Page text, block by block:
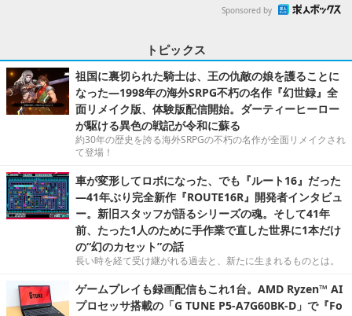
Sponsored by
トピックス
祖国に裏切られた騎士は、王の仇敵の娘を護ることに
なった―1998年の海外SRPG不朽の名作『幻世録』全
面リメイク版、体験版配信開始。ダーティーヒーロー
が駆ける異色の戦記が令和に蘇る
約30年の歴史を誇る海外SRPGの不朽の名作が全面リメイクされ
て登場！
車が変形してロボになった、でも『ルート16』だった
―41年ぶり完全新作『ROUTE16R』開発者インタビュ
ー。新旧スタッフが語るシリーズの魂。そして41年
前、たった1人のために手作業で直した世界に1本だけ
の“幻のカセット”の話
長い時を経て受け継がれる過去と、新たに生まれるものとは。
ゲームプレイも録画配信もこれ1台。AMD Ryzen™ AI
プロセッサ搭載の「G TUNE P5-A7G60BK-D」で『Fo